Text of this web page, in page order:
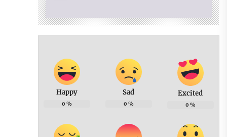
Happy
0 %
Sad
0 %
Excited
0 %